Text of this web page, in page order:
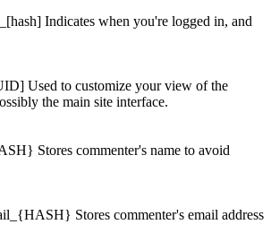
Indicates when you're logged in, and
Used to customize your view of the
the main site interface.
Stores commenter's name to avoid
Stores commenter's email address